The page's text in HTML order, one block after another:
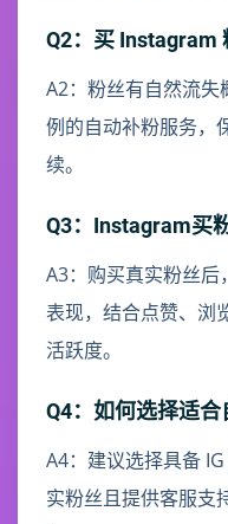
Q2：买 Instagram
A2：粉丝有自然流失
例的自动补粉服务，
续。
Q3：Instagram买
A3：购买真实粉丝
表现，结合点赞、浏
活跃度。
Q4：如何选择适合
A4：建议选择具备
实粉丝且提供客服支